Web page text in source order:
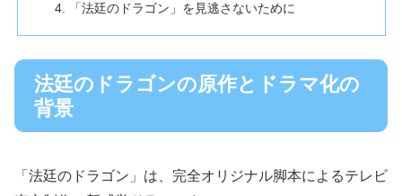
「法廷のドラゴン」を見逃さないために
法廷のドラゴンの原作とドラマ化の
背景
「法廷のドラゴン」は、完全オリジナル脚本によるテレビ